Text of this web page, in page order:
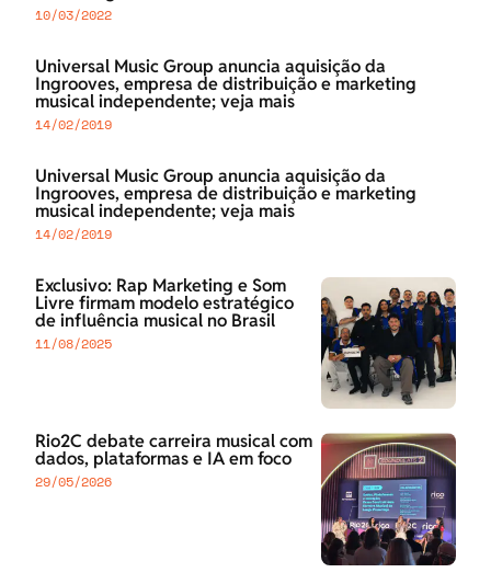
10/03/2022
Universal Music Group anuncia aquisição da
Ingrooves, empresa de distribuição e marketing
musical independente; veja mais
14/02/2019
Universal Music Group anuncia aquisição da
Ingrooves, empresa de distribuição e marketing
musical independente; veja mais
14/02/2019
Exclusivo: Rap Marketing e Som
Livre firmam modelo estratégico
de influência musical no Brasil
11/08/2025
Rio2C debate carreira musical com
dados, plataformas e IA em foco
29/05/2026